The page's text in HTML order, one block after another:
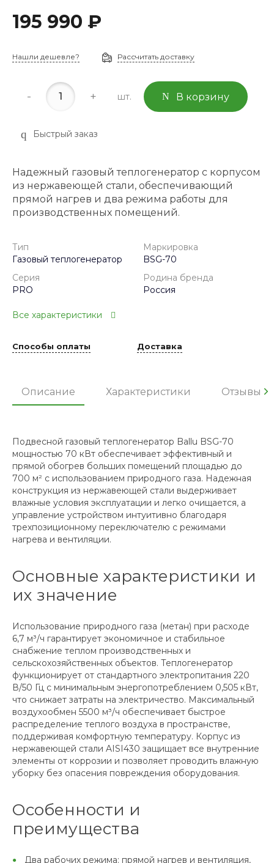
195 990 ₽
Нашли дешевле? Рассчитать доставку
- + шт. В корзину
Быстрый заказ
Надежный газовый теплогенератор с корпусом
из нержавеющей стали, обеспечивающий
прямой нагрев и два режима работы для
производственных помещений.
Тип
Газовый теплогенератор
Маркировка
BSG-70
Серия
PRO
Родина бренда
Россия
Все характеристики
Способы оплаты Доставка
Описание Характеристики Отзывы
Подвесной газовый теплогенератор Ballu BSG-70
мощностью 70 кВт обеспечивает эффективный и
прямой обогрев больших помещений площадью до
700 м² с использованием природного газа. Надежная
конструкция из нержавеющей стали выдерживает
влажные условия эксплуатации и легко очищается, а
управление устройством интуитивно благодаря
трехпозиционному переключателю с режимами
нагрева и вентиляции.
Основные характеристики и
их значение
Использование природного газа (метан) при расходе
6,7 м³/ч гарантирует экономичное и стабильное
снабжение теплом производственных и
сельскохозяйственных объектов. Теплогенератор
функционирует от стандартного электропитания 220
В/50 Гц с минимальным энергопотреблением 0,505 кВт,
что снижает затраты на электричество. Максимальный
воздухообмен 5500 м³/ч обеспечивает быстрое
распределение теплого воздуха в пространстве,
поддерживая комфортную температуру. Корпус из
нержавеющей стали AISI430 защищает все внутренние
элементы от коррозии и позволяет проводить влажную
уборку без опасения повреждения оборудования.
Особенности и
преимущества
Два рабочих режима: прямой нагрев и вентиляция,